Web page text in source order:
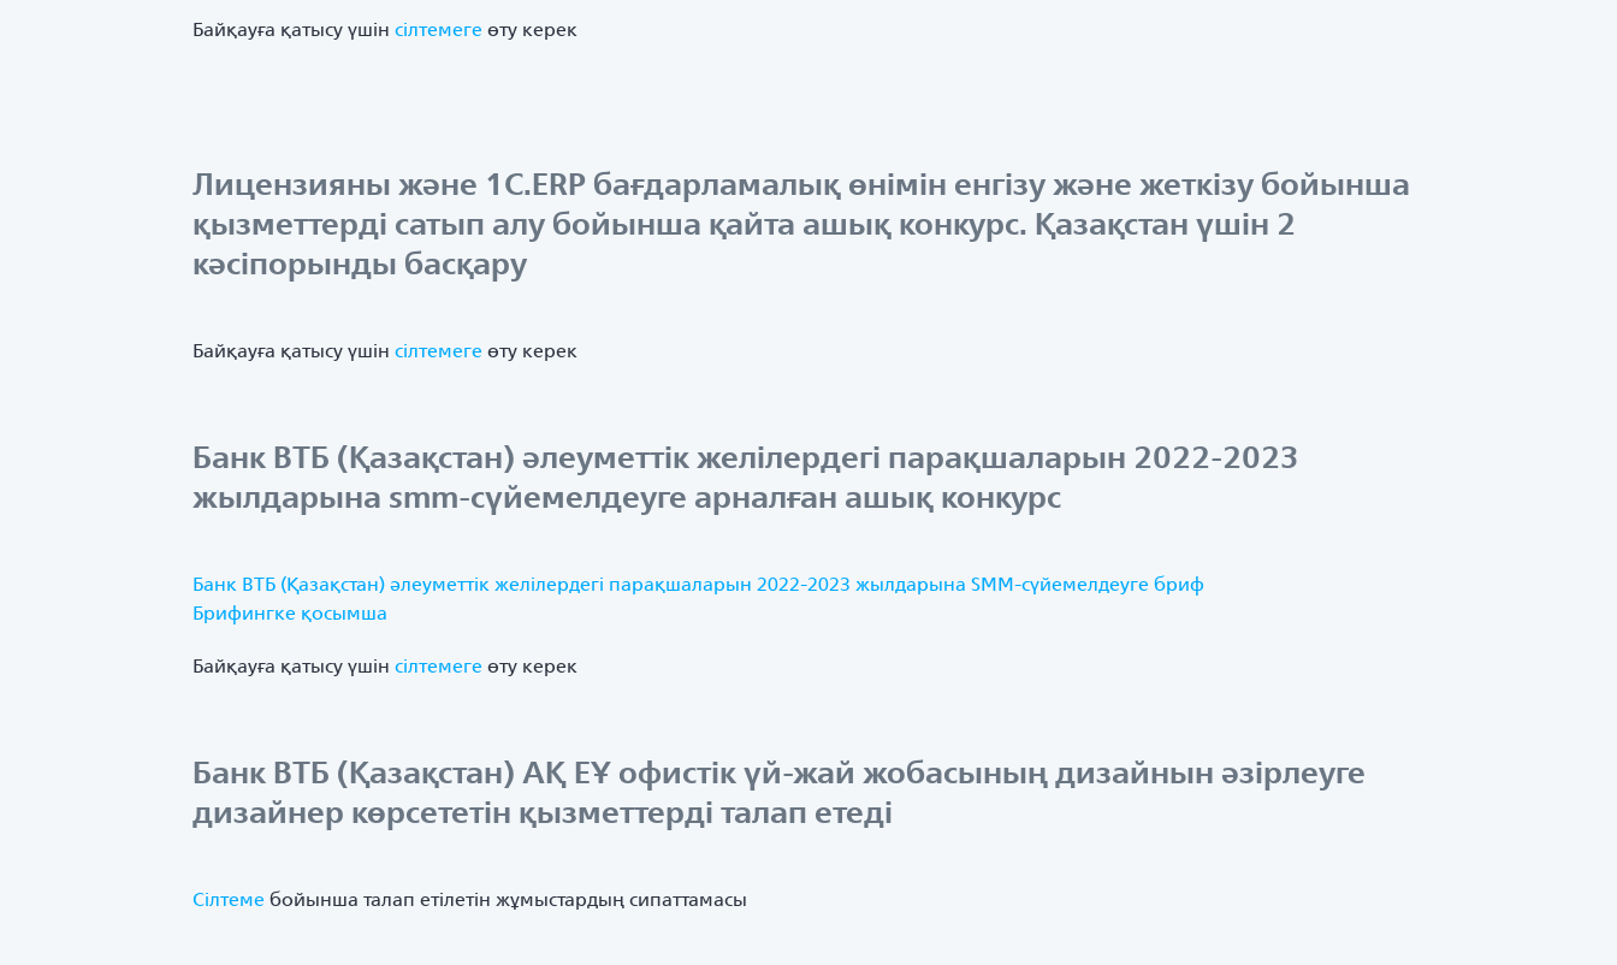
Байқауға қатысу үшін сілтемеге өту керек
Лицензияны және 1С.ERP бағдарламалық өнімін енгізу және жеткізу бойынша
қызметтерді сатып алу бойынша қайта ашық конкурс. Қазақстан үшін 2
кәсіпорынды басқару
Байқауға қатысу үшін сілтемеге өту керек
Банк ВТБ (Қазақстан) әлеуметтік желілердегі парақшаларын 2022-2023
жылдарына smm-сүйемелдеуге арналған ашық конкурс
Банк ВТБ (Қазақстан) әлеуметтік желілердегі парақшаларын 2022-2023 жылдарына SMM-сүйемелдеуге бриф
Брифингке қосымша
Байқауға қатысу үшін сілтемеге өту керек
Банк ВТБ (Қазақстан) АҚ ЕҰ офистік үй-жай жобасының дизайнын әзірлеуге
дизайнер көрсететін қызметтерді талап етеді
Сілтеме бойынша талап етілетін жұмыстардың сипаттамасы